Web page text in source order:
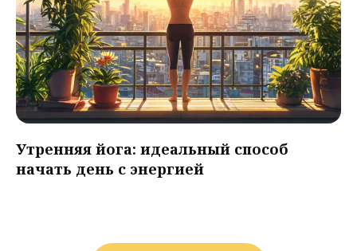
Утренняя йога: идеальный способ
начать день с энергией